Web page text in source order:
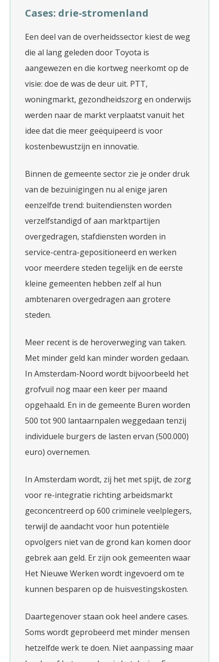
Cases: drie-stromenland
Een deel van de overheidssector kiest de weg
die al lang geleden door Toyota is
aangewezen en die kortweg neerkomt op de
visie: doe de was de deur uit. PTT,
woningmarkt, gezondheidszorg en onderwijs
werden naar de markt verplaatst vanuit het
idee dat die meer geëquipeerd is voor
kostenbewustzijn en innovatie.
Binnen de gemeente sector zie je onder druk
van de bezuinigingen nu al enige jaren
eenzelfde trend: buitendiensten worden
verzelfstandigd of aan marktpartijen
overgedragen, stafdiensten worden in
service-centra-gepositioneerd en werken
voor meerdere steden tegelijk en de eerste
kleine gemeenten hebben zelf al hun
ambtenaren overgedragen aan grotere
steden.
Meer recent is de heroverweging van taken.
Met minder geld kan minder worden gedaan.
In Amsterdam-Noord wordt bijvoorbeeld het
grofvuil nog maar een keer per maand
opgehaald. En in de gemeente Buren worden
500 tot 900 lantaarnpalen weggedaan tenzij
individuele burgers de lasten ervan (500.000)
euro) overnemen.
In Amsterdam wordt, zij het met spijt, de zorg
voor re-integratie richting arbeidsmarkt
geconcentreerd op 600 criminele veelplegers,
terwijl de aandacht voor hun potentiële
opvolgers niet van de grond kan komen door
gebrek aan geld. Er zijn ook gemeenten waar
Het Nieuwe Werken wordt ingevoerd om te
kunnen besparen op de huisvestingskosten.
Daartegenover staan ook heel andere cases.
Soms wordt geprobeerd met minder mensen
hetzelfde werk te doen. Niet aanpassing maar